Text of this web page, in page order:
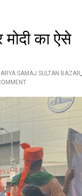
का ऐसे
ARYA SAMAJ SULTAN BAZAR,
O
सु
ल्ता
न
बा
जा
र